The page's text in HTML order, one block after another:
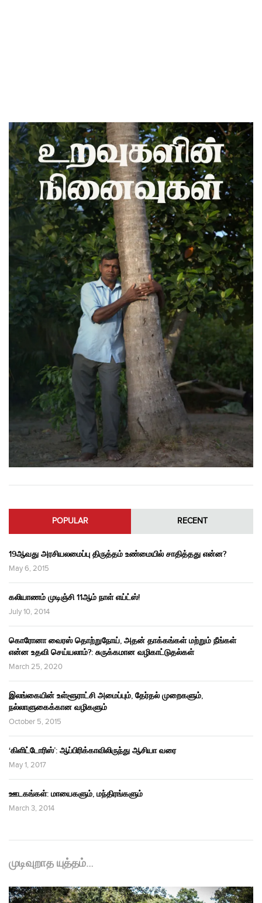
POPULAR RECENT
19ஆவது அரசியலமைப்பு திருத்தம் உண்மையில் சாதித்தது என்ன?
May 6, 2015
கலியாணம் முடிஞ்சி 11ஆம் நாள் எய்ட்ஸ்!
July 10, 2014
கொரோனா வைரஸ் தொற்றுநோய், அதன் தாக்கங்கள் மற்றும் நீங்கள்
என்ன உதவி செய்யலாம்?: சுருக்கமான வழிகாட்டுதல்கள்
March 25, 2020
இலங்கையின் உள்ளூராட்சி அமைப்பும், தேர்தல் முறைகளும்,
நல்லாளுகைக்கான வழிகளும்
October 5, 2015
‘கிளிட்டோரிஸ்’: ஆப்பிரிக்காவிலிருந்து ஆசியா வரை
May 1, 2017
ஊடகங்கள்: மாயைகளும், மந்திரங்களும்
March 3, 2014
முடிவுறாத யுத்தம்…